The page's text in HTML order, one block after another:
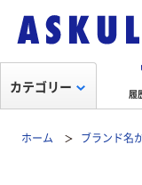
履
カテゴリー
ホーム ブランド名